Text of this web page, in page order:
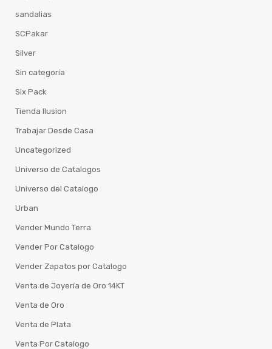
sandalias
SCPakar
Silver
Sin categoría
Six Pack
Tienda Ilusion
Trabajar Desde Casa
Uncategorized
Universo de Catalogos
Universo del Catalogo
Urban
Vender Mundo Terra
Vender Por Catalogo
Vender Zapatos por Catalogo
Venta de Joyería de Oro 14KT
Venta de Oro
Venta de Plata
Venta Por Catalogo